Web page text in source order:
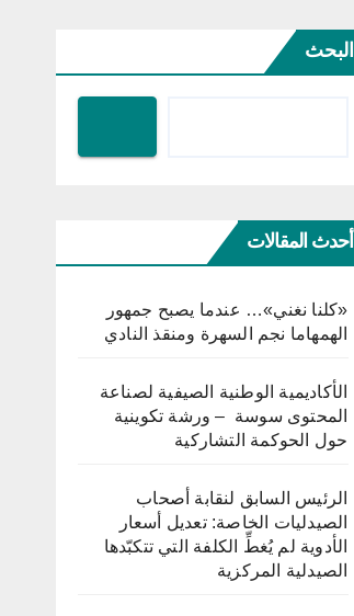
البحث
أحدث المقالات
«كلنا نغني»… عندما يصبح جمهور
الهمهاما نجم السهرة ومنقذ النادي
الأكاديمية الوطنية الصيفية لصناعة
المحتوى سوسة – ورشة تكوينية
حول الحوكمة التشاركية
الرئيس السابق لنقابة أصحاب
الصيدليات الخاصة: تعديل أسعار
الأدوية لم يُغطِّ الكلفة التي تتكبّدها
الصيدلية المركزية